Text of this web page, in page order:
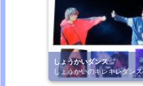
しょうかいダンス
しょうかいのキレキレダンス